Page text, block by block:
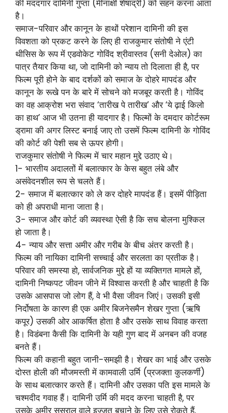
की मददगार दामिनी गुप्ता (मीनाक्षी शेषाद्री) को सहन करना आता
है।
समाज-परिवार और कानून के हाथों परेशान दामिनी की इस
विवशता को प्रकट करने के लिए ही राजकुमार संतोषी ने एंटी
थीसिस के रूप में एडवोकेट गोविंद श्रीवास्तव (सनी देओल) का
पात्र तैयार किया था, जो दामिनी को न्याय तो दिलाता ही है, पर
फिल्म पूरी होने के बाद दर्शकों को समाज के दोहरे मापदंड और
कानून के रूखे पन के बारे में सोचने को मजबूर करती है। गोविंद
का वह आक्रोश भरा संवाद ‘तारीख पे तारीख’ और ‘ये ढ़ाई किलो
का हाथ’ आज भी उतना ही यादगार है। फिल्मों के दमदार कोर्टरूम
ड्रामा की अगर लिस्ट बनाई जाए तो उसमें फिल्म दामिनी के गोविंद
की कोर्ट की पेशी सब से ऊपर होगी।
राजकुमार संतोषी ने फिल्म में चार महान मुद्दे उठाए थे।
1- भारतीय अदालतों में बलात्कार के केस बहुत लंबे और
असंवेदनशील रूप से चलते हैं।
2- समाज में बलात्कार को ले कर दोहरे मापदंड हैं। इसमें पीड़िता
को ही अपराधी माना जाता है।
3- समाज और कोर्ट की व्यवस्था ऐसी है कि सच बोलना मुश्किल
हो जाता है।
4- न्याय और सत्ता अमीर और गरीब के बीच अंतर करती है।
फिल्म की नायिका दामिनी सच्चाई और सरलता का प्रतीक है।
परिवार की समस्या हो, सार्वजनिक मुद्दे हों या व्यक्तिगत मामले हों,
दामिनी निष्कपट जीवन जीने में विश्वास करती है और चाहती है कि
उसके आसपास जो लोग हैं, वे भी वैसा जीवन जिएं। उसकी इसी
निर्दोषता के कारण ही एक अमीर बिजनेसमैन शेखर गुप्ता (ऋषि
कपूर) उसकी ओर आकर्षित होता है और उसके साथ विवाह करता
है। विडंबना कैसी कि दामिनी के यही गुण बाद में अनबन की वजह
बनते हैं।
फिल्म की कहानी बहुत जानी-समझी है। शेखर का भाई और उसके
दोस्त होली की मौजमस्ती में कामवाली उर्मि (प्रजक्ता कुलकर्णी)
के साथ बलात्कार करते हैं। दामिनी और उसका पति इस मामले के
चश्मदीद गवाह हैं। दामिनी उर्मि की मदद करना चाहती है, पर
उसके अमीर ससुराल वाले इज्जत बचाने के लिए उसे रोकते हैं,